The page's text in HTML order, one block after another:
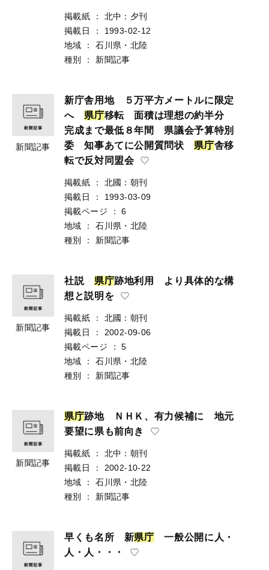
掲載紙 ：
北中：夕刊
掲載日
：
1993-02-12
地域
：
石川県・北陸
種別
： 新聞記事
新聞記事
新庁舎用地 ５万平方メートルに限定
へ 県庁移転 面積は理想の約半分
完成まで最低８年間 県議会予算特別
委 知事あてに公開質問状 県庁舎移
転で反対同盟会
掲載紙 ：
北國：朝刊
掲載日
：
1993-03-09
掲載ページ
：
6
地域
：
石川県・北陸
種別
： 新聞記事
新聞記事
社説 県庁跡地利用 より具体的な構
想と説明を
掲載紙 ：
北國：朝刊
掲載日
：
2002-09-06
掲載ページ
：
5
地域
：
石川県・北陸
種別
： 新聞記事
新聞記事
県庁跡地 ＮＨＫ、有力候補に 地元
要望に県も前向き
掲載紙 ：
北中：朝刊
掲載日
：
2002-10-22
地域
：
石川県・北陸
種別
： 新聞記事
早くも名所 新県庁 一般公開に人・
人・人・・・